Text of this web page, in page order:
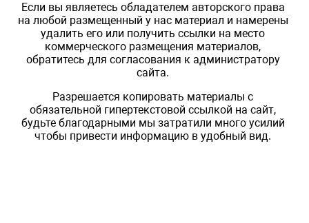
Если вы являетесь обладателем авторского права
на любой размещенный у нас материал и намерены
удалить его или получить ссылки на место
коммерческого размещения материалов,
обратитесь для согласования к администратору
сайта.
Разрешается копировать материалы с
обязательной гипертекстовой ссылкой на сайт,
будьте благодарными мы затратили много усилий
чтобы привести информацию в удобный вид.